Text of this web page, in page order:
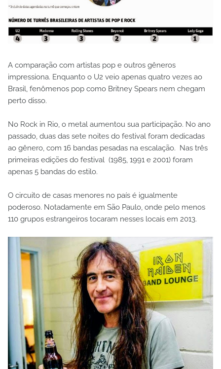
A comparação com artistas pop e outros gêneros
impressiona. Enquanto o U2 veio apenas quatro vezes ao
Brasil, fenômenos pop como Britney Spears nem chegam
perto disso.
No Rock in Rio, o metal aumentou sua participação. No ano
passado, duas das sete noites do festival foram dedicadas
ao gênero, com 16 bandas pesadas na escalação. Nas três
primeiras edições do festival (1985, 1991 e 2001) foram
apenas 5 bandas do estilo.
O circuito de casas menores no país é igualmente
poderoso. Notadamente em São Paulo, onde pelo menos
110 grupos estrangeiros tocaram nesses locais em 2013.